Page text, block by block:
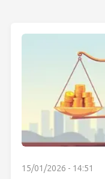
15/01/2026 - 14:51